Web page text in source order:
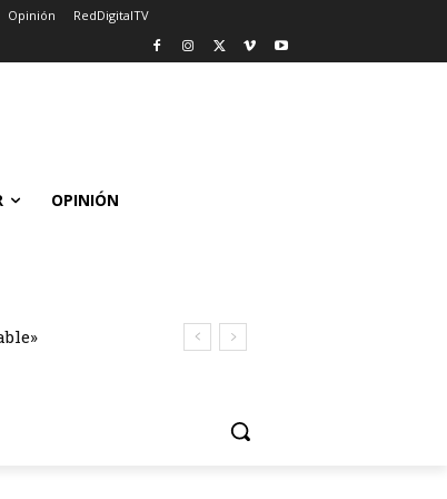
Opinión RedDigitalTV
OPINIÓN